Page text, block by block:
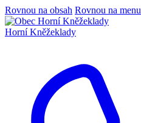
Rovnou na obsah Rovnou na menu
Horní Kněžeklady